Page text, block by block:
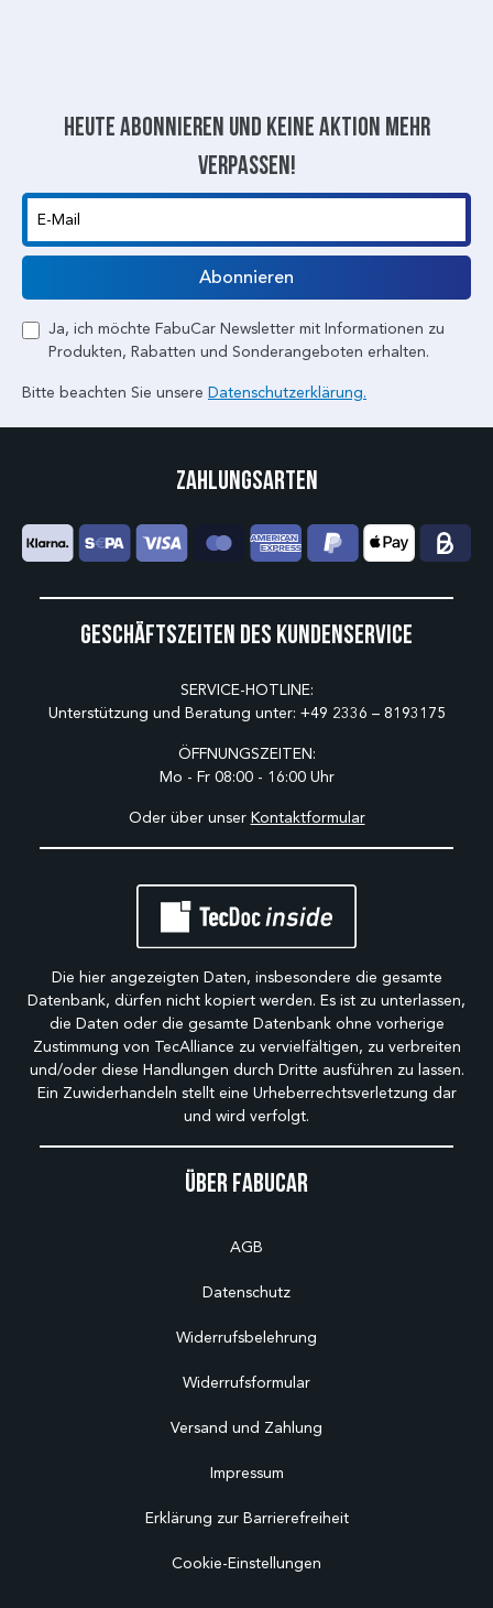
Heute abonnieren und keine aktion mehr
verpassen!
E-Mail
Abonnieren
Ja, ich möchte FabuCar Newsletter mit Informationen zu
Produkten, Rabatten und Sonderangeboten erhalten.
Bitte beachten Sie unsere Datenschutzerklärung.
Über Fabucar
AGB
Datenschutz
Widerrufsbelehrung
Widerrufsformular
Versand und Zahlung
Impressum
Erklärung zur Barrierefreiheit
Cookie-Einstellungen
Geschäftszeiten des Kundenservice
SERVICE-HOTLINE:
Unterstützung und Beratung unter: +49 2336 – 8193175
ÖFFNUNGSZEITEN:
Mo - Fr 08:00 - 16:00 Uhr
Oder über unser Kontaktformular
Zahlungsarten
Die hier angezeigten Daten, insbesondere die gesamte
Datenbank, dürfen nicht kopiert werden. Es ist zu unterlassen,
die Daten oder die gesamte Datenbank ohne vorherige
Zustimmung von TecAlliance zu vervielfältigen, zu verbreiten
und/oder diese Handlungen durch Dritte ausführen zu lassen.
Ein Zuwiderhandeln stellt eine Urheberrechtsverletzung dar
und wird verfolgt.